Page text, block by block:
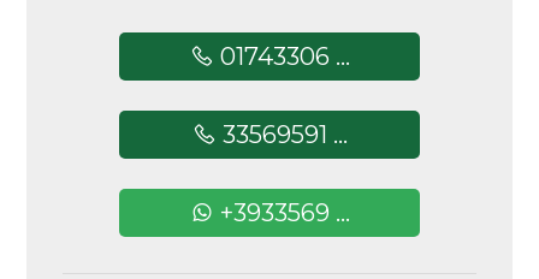
01743306 ...
33569591 ...
+3933569 ...